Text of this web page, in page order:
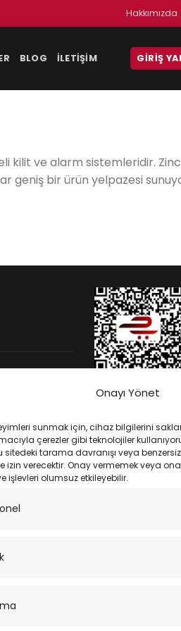
Onayı Yönet
sunmak için, cihaz bilgilerini
çerezler gibi teknolojiler
sitedeki tarama davranışı veya
izin verecektir. Onay vermemek veya
işlevleri olumsuz etkileyebilir.
Hakkımızda
BLOG İLETIŞIM GIRIŞ
kilit ve alarm sistemleridir.
geniş bir ürün yelpazesi